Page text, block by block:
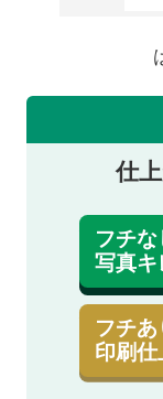
仕
フチな
写真キ
フチあ
印刷仕